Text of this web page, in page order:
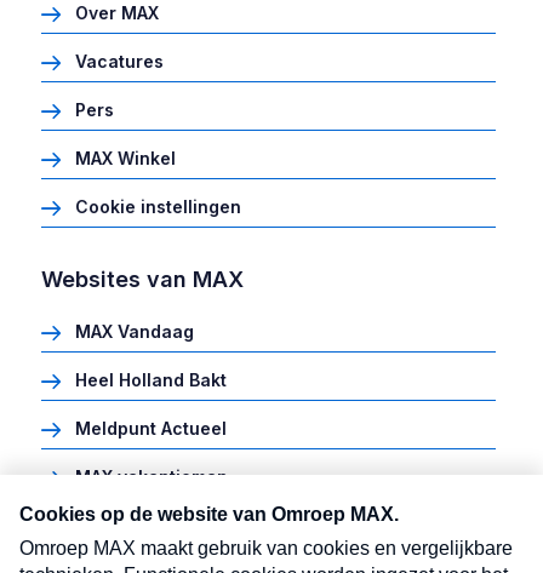
Over MAX
Vacatures
Pers
MAX Winkel
Cookie instellingen
Websites van MAX
MAX Vandaag
Heel Holland Bakt
Meldpunt Actueel
MAX vakantieman
MAX Meeting Point